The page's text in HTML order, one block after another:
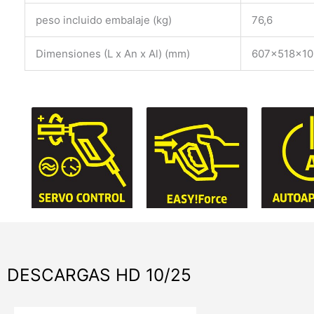
peso incluido embalaje (kg) 76,6
Dimensiones (L x An x Al) (mm)
DESCARGAS HD 10/25